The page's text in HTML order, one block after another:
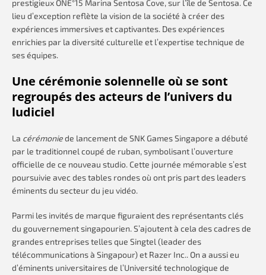
prestigieux ONE°15 Marina Sentosa Cove, sur l’île de Sentosa. Ce
lieu d’exception reflète la vision de la société à créer des
expériences immersives et captivantes. Des expériences
enrichies par la diversité culturelle et l’expertise technique de
ses équipes.
Une cérémonie solennelle où se sont
regroupés des acteurs de l’univers du
ludiciel
La cérémoniede lancement de SNK Games Singapore a débuté
par le traditionnel coupé de ruban, symbolisant l’ouverture
officielle de ce nouveau studio. Cette journée mémorable s’est
poursuivie avec des tables rondes où ont pris part des leaders
éminents du secteur du jeu vidéo.
Parmi les invités de marque figuraient des représentants clés
du gouvernement singapourien. S’ajoutent à cela des cadres de
grandes entreprises telles que Singtel (leader des
télécommunications à Singapour) et Razer Inc.. On a aussi eu
d’éminents universitaires de l’Université technologique de